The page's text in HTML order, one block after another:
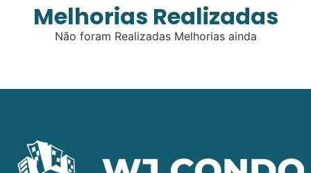
Melhorias Realizadas
Não foram Realizadas Melhorias ainda